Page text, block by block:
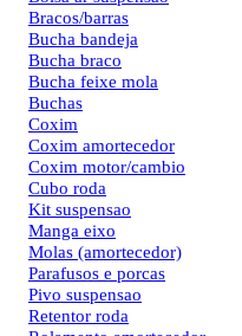
Bracos/barras
Bucha bandeja
Bucha braco
Bucha feixe mola
Buchas
Coxim
Coxim amortecedor
Coxim motor/cambio
Cubo roda
Kit suspensao
Manga eixo
Molas (amortecedor)
Parafusos e porcas
Pivo suspensao
Retentor roda